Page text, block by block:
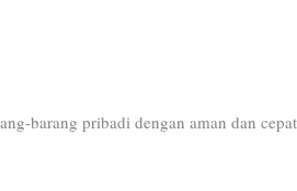
barang pribadi dengan aman dan